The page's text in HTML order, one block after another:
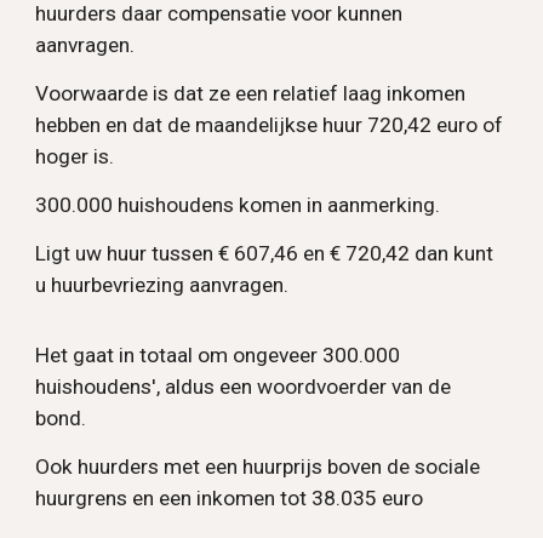
huurders daar compensatie voor kunnen
aanvragen.
Voorwaarde is dat ze een relatief laag inkomen
hebben en dat de maandelijkse huur 720,42 euro of
hoger is.
300.000 huishoudens komen in aanmerking.
Ligt uw huur tussen € 607,46 en € 720,42 dan kunt
u huurbevriezing aanvragen.
Het gaat in totaal om ongeveer 300.000
huishoudens', aldus een woordvoerder van de
bond.
Ook huurders met een huurprijs boven de sociale
huurgrens en een inkomen tot 38.035 euro